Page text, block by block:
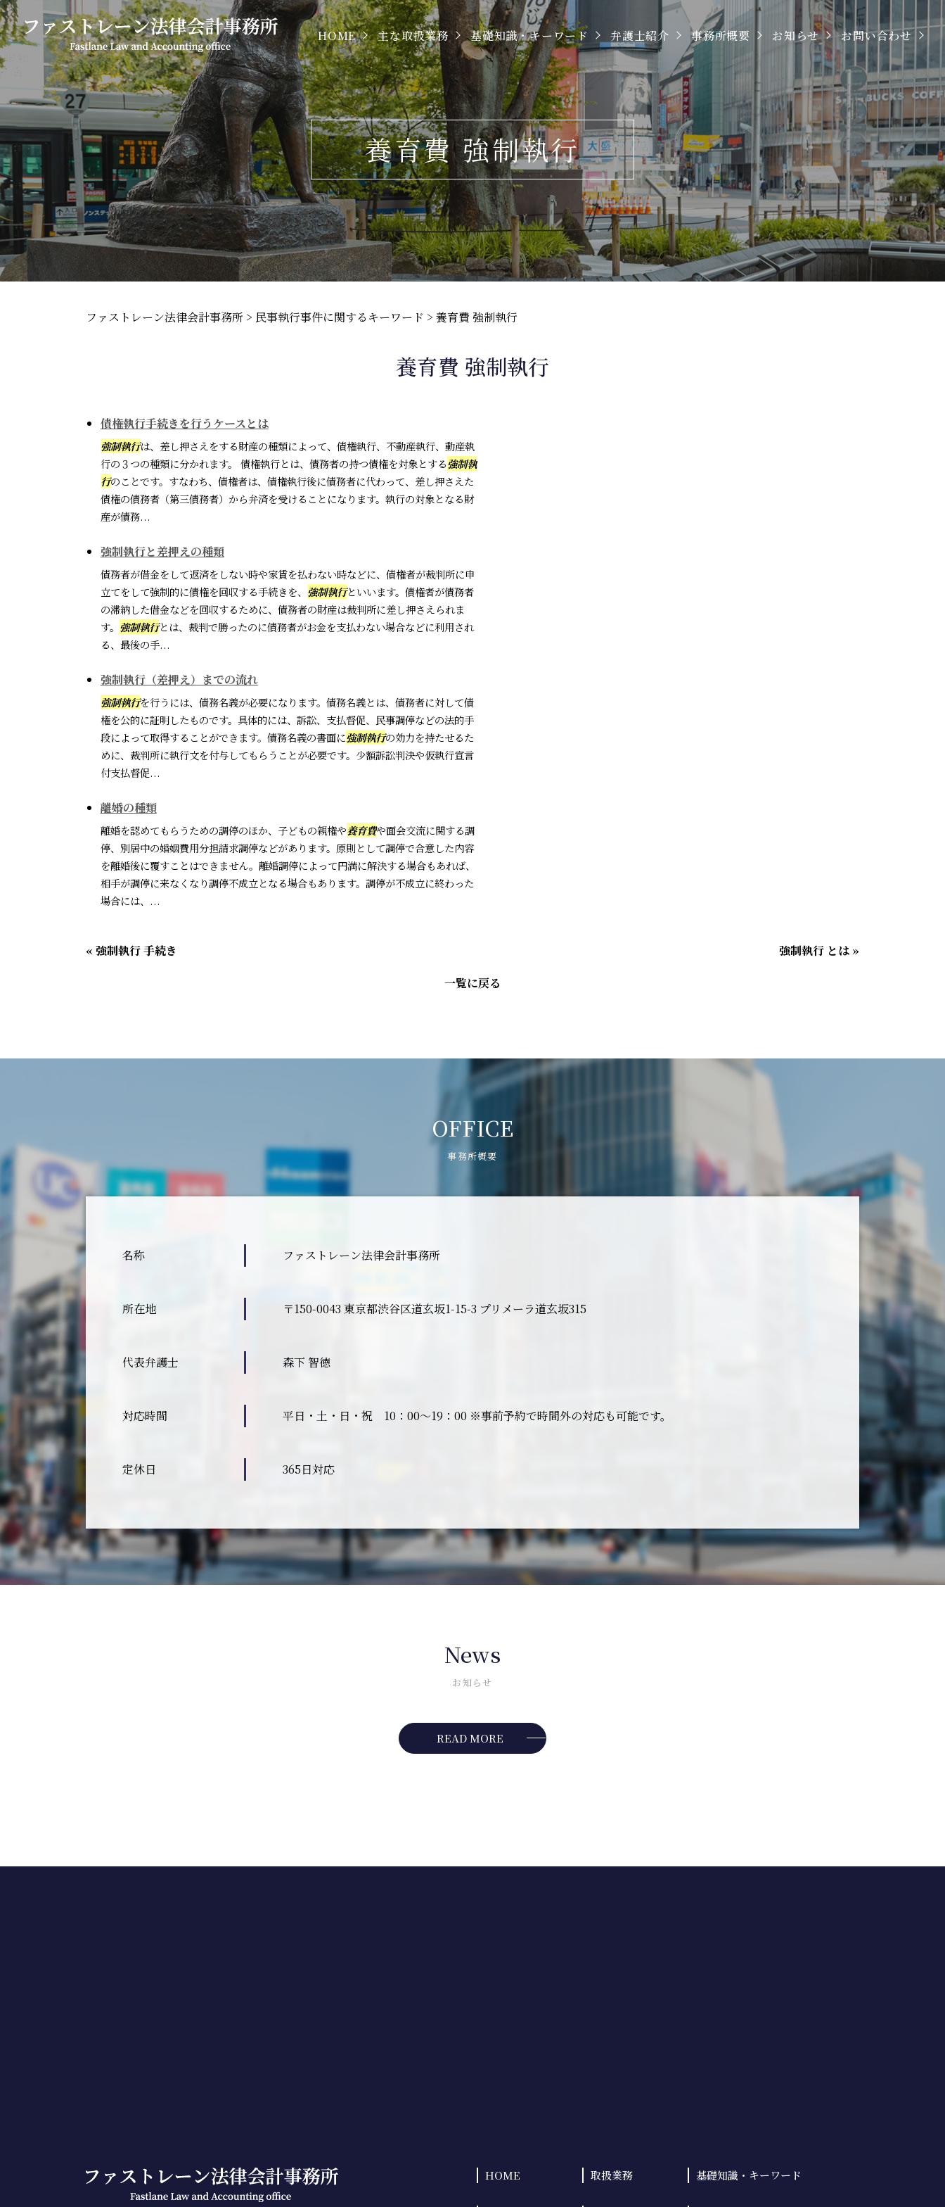
HOME 主な取扱業務 基礎知識・キーワード 弁護士紹介 事務所概要 お知らせ お問い合わせ
養育費 強制執行
ファストレーン法律会計事務所 > 民事執行事件に関するキーワード > 養育費 強制執行
養育費 強制執行
債権執行手続きを行うケースとは
強制執行は、差し押さえをする財産の種類によって、債権執行、不動産執行、動産執
行の３つの種類に分かれます。 債権執行とは、債務者の持つ債権を対象とする強制執
行のことです。すなわち、債権者は、債権執行後に債務者に代わって、差し押さえた
債権の債務者（第三債務者）から弁済を受けることになります。執行の対象となる財
産が債務...
強制執行と差押えの種類
債務者が借金をして返済をしない時や家賃を払わない時などに、債権者が裁判所に申
立てをして強制的に債権を回収する手続きを、 強制執行といいます。債権者が債務者
の滞納した借金などを回収するために、債務者の財産は裁判所に差し押さえられま
す。 強制執行とは、裁判で勝ったのに債務者がお金を支払わない場合などに利用され
る、最後の手...
強制執行（差押え）までの流れ
強制執行を行うには、債務名義が必要になります。債務名義とは、債務者に対して債
権を公的に証明したものです。具体的には、訴訟、支払督促、民事調停などの法的手
段によって取得することができます。債務名義の書面に強制執行の効力を持たせるた
めに、裁判所に執行文を付与してもらうことが必要です。少額訴訟判決や仮執行宣言
付支払督促...
離婚の種類
離婚を認めてもらうための調停のほか、子どもの親権や養育費や面会交流に関する調
停、別居中の婚姻費用分担請求調停などがあります。原則として調停で合意した内容
を離婚後に覆すことはできません。離婚調停によって円満に解決する場合もあれば、
相手が調停に来なくなり調停不成立となる場合もあります。調停が不成立に終わった
場合には、...
« 強制執行 手続き
強制執行 とは »
一覧に戻る
OFFICE
事務所概要
名称 ファストレーン法律会計事務所
所在地 〒150-0043 東京都渋谷区道玄坂1-15-3 プリメーラ道玄坂315
代表弁護士 森下 智徳
対応時間 平日・土・日・祝 10：00～19：00 ※事前予約で時間外の対応も可能です。
定休日 365日対応
News
お知らせ
READ MORE
HOME 取扱業務 基礎知識・ キーワード